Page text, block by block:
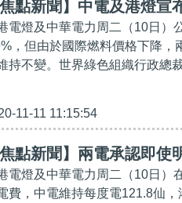
焦點新聞】中電及港燈宣
電燈及中華電力周二（10日）
，但由於國際燃料價格下降，
持不變。世界綠色組織行政總
11-11 11:15:54
焦點新聞】兩電承認即
電燈及中華電力周二（10日）
費，中電維持每度電121.8仙